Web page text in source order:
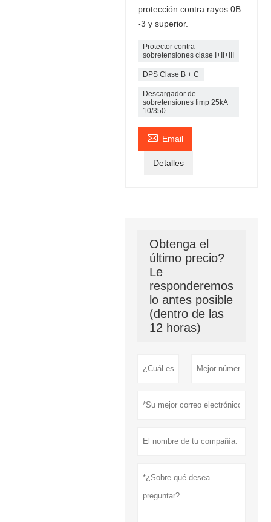
protección contra rayos 0B
-3 y superior.
Protector contra
sobretensiones clase I+II+III
DPS Clase B + C
Descargador de
sobretensiones Iimp 25kA
10/350
 Email
Detalles
Obtenga el
último precio?
Le
responderemos
lo antes posible
(dentro de las
12 horas)